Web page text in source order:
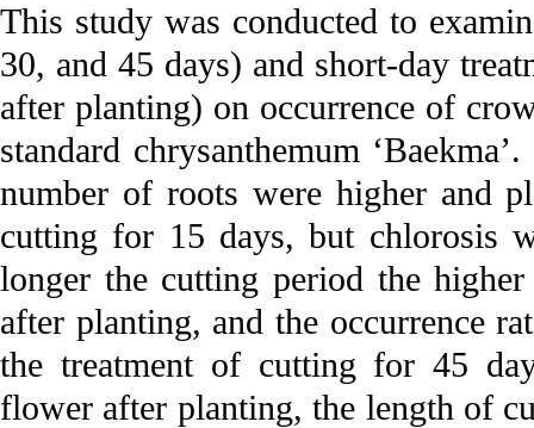
This study was conducted to
30, and 45 days) and short-day
after planting) on occurrence of
standard chrysanthemum
number of roots were higher and
cutting for 15 days, but chlorosis
longer the cutting period the
after planting, and the occurrence
the treatment of cutting for 45
flower after planting, the length of